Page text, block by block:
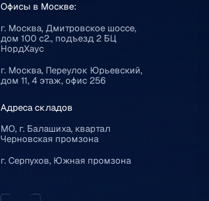
Офисы в Москве:
г. Москва, Дмитровское шоссе,
дом 100 с2., подъезд 2 БЦ
НордХаус
г. Москва, Переулок Юрьевский,
дом 11, 4 этаж, офис 256
Адреса складов
МО, г. Балашиха, квартал
Черновская промзона
г. Серпухов, Южная промзона